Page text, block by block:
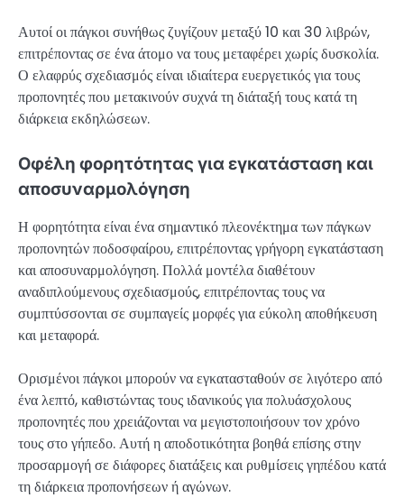
Αυτοί οι πάγκοι συνήθως ζυγίζουν μεταξύ 10 και 30 λιβρών,
επιτρέποντας σε ένα άτομο να τους μεταφέρει χωρίς δυσκολία.
Ο ελαφρύς σχεδιασμός είναι ιδιαίτερα ευεργετικός για τους
προπονητές που μετακινούν συχνά τη διάταξή τους κατά τη
διάρκεια εκδηλώσεων.
Οφέλη φορητότητας για εγκατάσταση και
αποσυναρμολόγηση
Η φορητότητα είναι ένα σημαντικό πλεονέκτημα των πάγκων
προπονητών ποδοσφαίρου, επιτρέποντας γρήγορη εγκατάσταση
και αποσυναρμολόγηση. Πολλά μοντέλα διαθέτουν
αναδιπλούμενους σχεδιασμούς, επιτρέποντας τους να
συμπτύσσονται σε συμπαγείς μορφές για εύκολη αποθήκευση
και μεταφορά.
Ορισμένοι πάγκοι μπορούν να εγκατασταθούν σε λιγότερο από
ένα λεπτό, καθιστώντας τους ιδανικούς για πολυάσχολους
προπονητές που χρειάζονται να μεγιστοποιήσουν τον χρόνο
τους στο γήπεδο. Αυτή η αποδοτικότητα βοηθά επίσης στην
προσαρμογή σε διάφορες διατάξεις και ρυθμίσεις γηπέδου κατά
τη διάρκεια προπονήσεων ή αγώνων.